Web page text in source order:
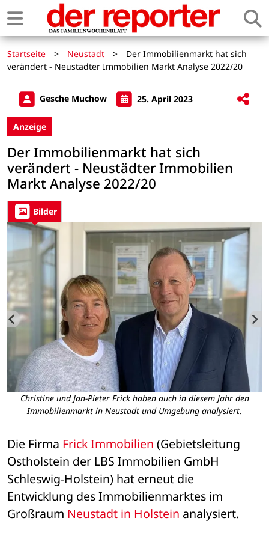
Startseite > Neustadt >
Der Immobilienmarkt hat sich
verändert - Neustädter Immobilien Markt Analyse 2022/20
Gesche Muchow 25. April 2023
Anzeige
Der Immobilienmarkt hat sich
verändert - Neustädter Immobilien
Markt Analyse 2022/20
Bilder
Christine und Jan-Pieter Frick haben auch in diesem Jahr den
Immobilienmarkt in Neustadt und Umgebung analysiert.
Die Firma Frick Immobilien (Gebietsleitung
Ostholstein der LBS Immobilien GmbH
Schleswig-Holstein) hat erneut die
Entwicklung des Immobilienmarktes im
Großraum Neustadt in Holstein analysiert.